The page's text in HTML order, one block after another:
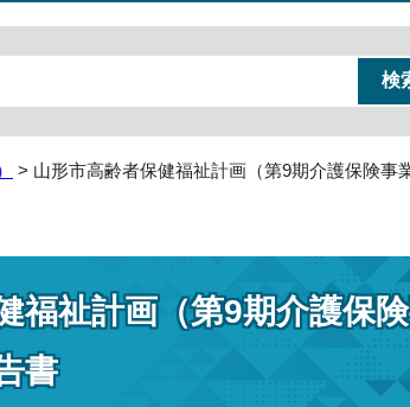
> 山形市高齢者保健福祉計画（第9期介護保険
福祉計画（第9期介護保
書